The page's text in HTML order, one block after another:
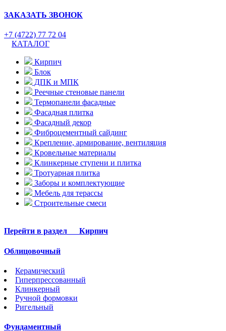
ЗАКАЗАТЬ ЗВОНОК
+7 (4722) 77 72 04
КАТАЛОГ
Кирпич
Блок
ДПК и МПК
Реечные стеновые панели
Термопанели фасадные
Фасадная плитка
Фасадный декор
Фиброцементный сайдинг
Крепление, армирование, вентиляция
Кровельные материалы
Клинкерные ступени и плитка
Тротуарная плитка
Заборы и комплектующие
Мебель для терассы
Строительные смеси
Перейти в раздел Кирпич
Облицовочный
Керамический
Гиперпрессованный
Клинкерный
Ручной формовки
Ригельный
Фундаментный